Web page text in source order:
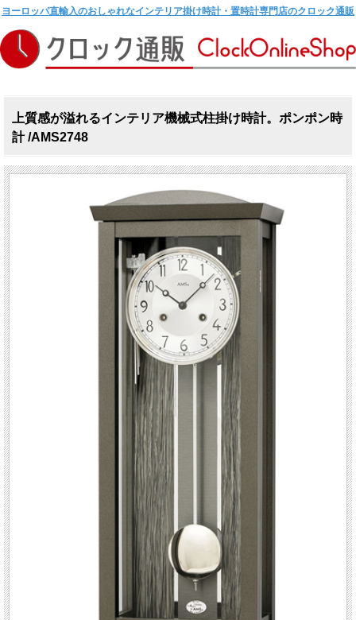
ヨーロッパ直輸入のおしゃれなインテリア掛け時計・置時計専門店のクロック通販
上質感が溢れるインテリア機械式柱掛け時計。ポンポン時
計 /AMS2748